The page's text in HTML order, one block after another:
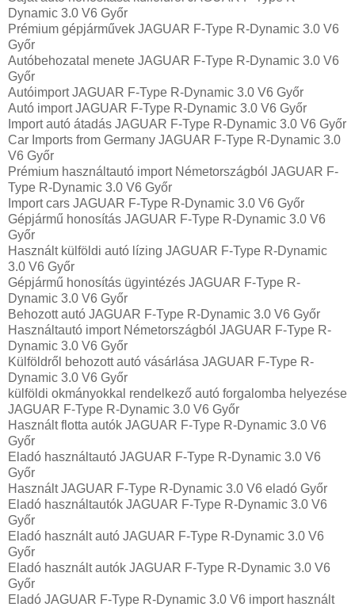
Dynamic 3.0 V6 Győr
Prémium gépjárművek JAGUAR F-Type R-Dynamic 3.0 V6
Győr
Autóbehozatal menete JAGUAR F-Type R-Dynamic 3.0 V6
Győr
Autóimport JAGUAR F-Type R-Dynamic 3.0 V6 Győr
Autó import JAGUAR F-Type R-Dynamic 3.0 V6 Győr
Import autó átadás JAGUAR F-Type R-Dynamic 3.0 V6 Győr
Car Imports from Germany JAGUAR F-Type R-Dynamic 3.0
V6 Győr
Prémium használtautó import Németországból JAGUAR F-
Type R-Dynamic 3.0 V6 Győr
Import cars JAGUAR F-Type R-Dynamic 3.0 V6 Győr
Gépjármű honosítás JAGUAR F-Type R-Dynamic 3.0 V6
Győr
Használt külföldi autó lízing JAGUAR F-Type R-Dynamic
3.0 V6 Győr
Gépjármű honosítás ügyintézés JAGUAR F-Type R-
Dynamic 3.0 V6 Győr
Behozott autó JAGUAR F-Type R-Dynamic 3.0 V6 Győr
Használtautó import Németországból JAGUAR F-Type R-
Dynamic 3.0 V6 Győr
Külföldről behozott autó vásárlása JAGUAR F-Type R-
Dynamic 3.0 V6 Győr
külföldi okmányokkal rendelkező autó forgalomba helyezése
JAGUAR F-Type R-Dynamic 3.0 V6 Győr
Használt flotta autók JAGUAR F-Type R-Dynamic 3.0 V6
Győr
Eladó használtautó JAGUAR F-Type R-Dynamic 3.0 V6
Győr
Használt JAGUAR F-Type R-Dynamic 3.0 V6 eladó Győr
Eladó használtautók JAGUAR F-Type R-Dynamic 3.0 V6
Győr
Eladó használt autó JAGUAR F-Type R-Dynamic 3.0 V6
Győr
Eladó használt autók JAGUAR F-Type R-Dynamic 3.0 V6
Győr
Eladó JAGUAR F-Type R-Dynamic 3.0 V6 import használt